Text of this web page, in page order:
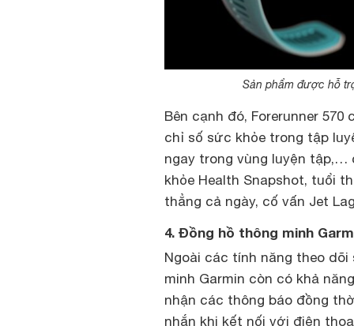
Sản phẩm được hỗ
Bên cạnh đó, Forerunner
chỉ số sức khỏe trong tập
ngay trong vùng luyện tập,…
khỏe Health Snapshot, tuổi
thẳng cả ngày, cố vấn Jet
4. Đồng hồ thông minh
Ngoài các tính năng theo
minh Garmin còn có khả
nhận các thông báo đồng
nhắn khi kết nối với điện